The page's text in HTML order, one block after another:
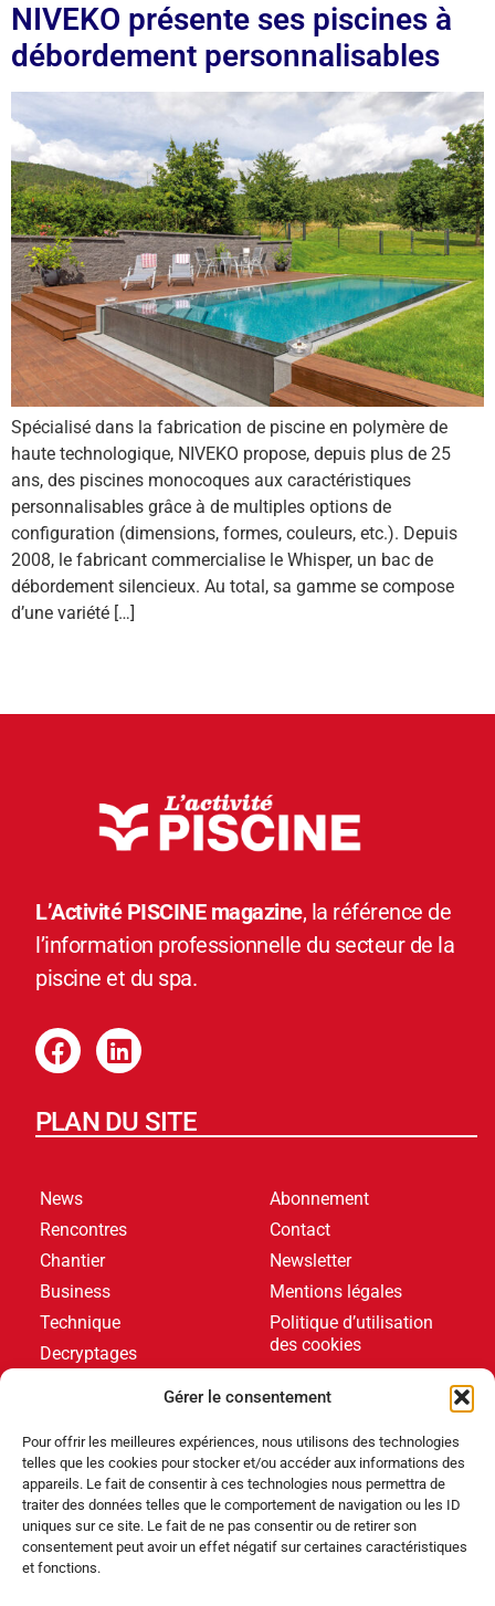
Gérer le consentement
Pour offrir les meilleures expériences, nous utilisons des technologies
telles que les cookies pour stocker et/ou accéder aux informations des
appareils. Le fait de consentir à ces technologies nous permettra de
traiter des données telles que le comportement de navigation ou les ID
uniques sur ce site. Le fait de ne pas consentir ou de retirer son
consentement peut avoir un effet négatif sur certaines caractéristiques
et fonctions.
NIVEKO présente ses piscines à
débordement personnalisables
Spécialisé dans la fabrication de piscine en polymère de
haute technologique, NIVEKO propose, depuis plus de 25
ans, des piscines monocoques aux caractéristiques
personnalisables grâce à de multiples options de
configuration (dimensions, formes, couleurs, etc.). Depuis
2008, le fabricant commercialise le Whisper, un bac de
débordement silencieux. Au total, sa gamme se compose
d’une variété […]
L’Activité PISCINE magazine, la référence de
l’information professionnelle du secteur de la
piscine et du spa.
PLAN DU SITE
News
Rencontres
Chantier
Business
Technique
Decryptages
Abonnement
Contact
Newsletter
Mentions légales
Politique d’utilisation
des cookies
DERNIERS ARTICLES
Événements,Produits